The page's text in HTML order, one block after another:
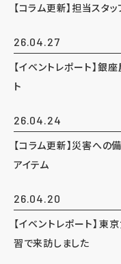
【コラム更新】担当スタ
26.04.27
【イベントレポート】
ト
26.04.24
【コラム更新】災害への
アイテム
26.04.20
【イベントレポート】
習で来訪しました